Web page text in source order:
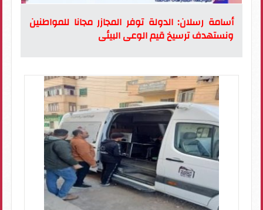
أسامة رسلان: الدولة توفر المجازر مجانا للمواطنين
ونستهدف ترسيخ قيم الوعى البيئى